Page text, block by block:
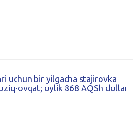
uchun bir yilgacha stajirovka
ovqat; oylik 868 AQSh dollar